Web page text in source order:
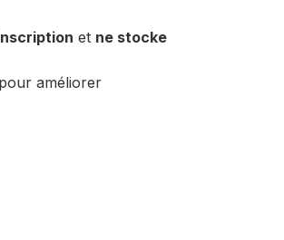
et ne stocke
améliorer